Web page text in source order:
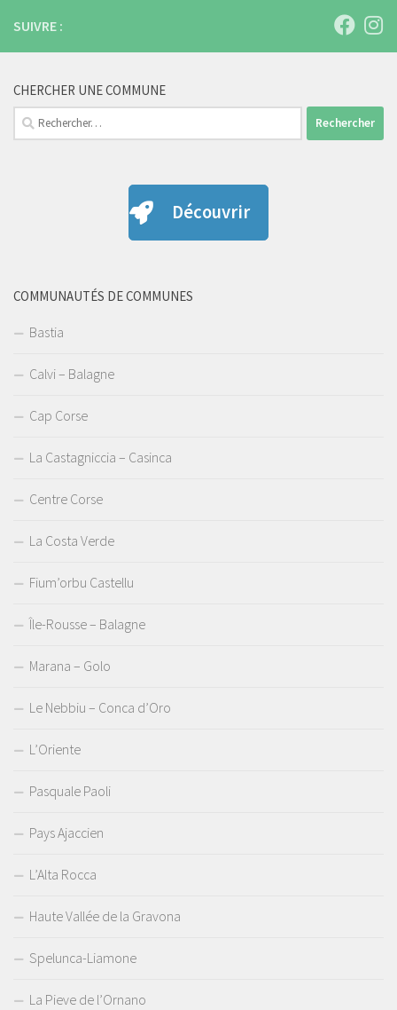
SUIVRE :
CHERCHER UNE COMMUNE
Rechercher :
Découvrir
COMMUNAUTÉS DE COMMUNES
Bastia
Calvi – Balagne
Cap Corse
La Castagniccia – Casinca
Centre Corse
La Costa Verde
Fium’orbu Castellu
Île-Rousse – Balagne
Marana – Golo
Le Nebbiu – Conca d’Oro
L’Oriente
Pasquale Paoli
Pays Ajaccien
L’Alta Rocca
Haute Vallée de la Gravona
Spelunca-Liamone
La Pieve de l’Ornano